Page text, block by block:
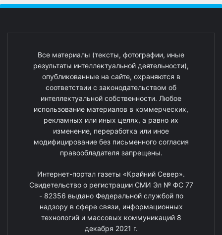
Все материалы (тексты, фотографии, иные
результаты интеллектуальной деятельности),
опубликованные на сайте, охраняются в
соответствии с законодательством об
интеллектуальной собственности. Любое
использование материалов в коммерческих,
рекламных или иных целях, а равно их
изменение, переработка или иное
модифицирование без письменного согласия
правообладателя запрещены.
Интернет-портал газеты «Крайний Север».
Свидетельство о регистрации СМИ Эл № ФС 77
- 82356 выдано Федеральной службой по
надзору в сфере связи, информационных
технологий и массовых коммуникаций 8
декабря 2021 г.